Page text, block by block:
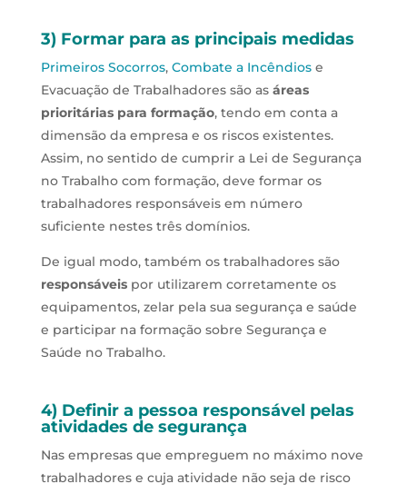
3) Formar para as principais medidas
Primeiros Socorros, Combate a Incêndiose
Evacuação de Trabalhadores são as áreas
prioritárias para formação, tendo em conta a
dimensão da empresa e os riscos existentes.
Assim, no sentido de cumprir a Lei de Segurança
no Trabalho com formação, deve formar os
trabalhadores responsáveis em número
suficiente nestes três domínios.
De igual modo, também os trabalhadores são
responsáveispor utilizarem corretamente os
equipamentos, zelar pela sua segurança e saúde
e participar na formação sobre Segurança e
Saúde no Trabalho.
4) Definir a pessoa responsável pelas
atividades de segurança
Nas empresas que empreguem no máximo nove
trabalhadores e cuja atividade não seja de risco